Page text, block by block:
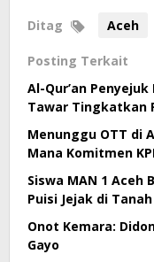
Ditag Aceh
Posting Terkait
Al-Qur’an
Tawar Tingkatkan
Menunggu OTT di
Mana Komitmen
Siswa MAN 1
Puisi Jejak di
Onot Kemara:
Gayo